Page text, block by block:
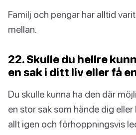
Familj och pengar har alltid
mellan.
22. Skulle du hellre
en sak i ditt liv eller få
Du skulle kunna ha den där
en stor sak som hände dig
allt igen och förhoppningsvis